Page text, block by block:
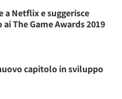
a Netflix e suggerisce
The Game Awards 2019
capitolo in sviluppo